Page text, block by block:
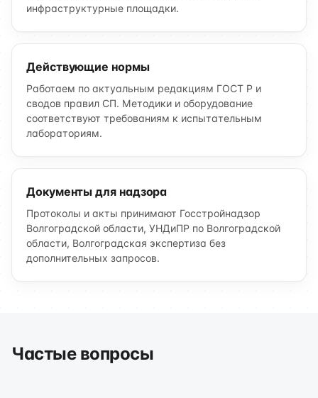
инфраструктурные площадки.
Действующие нормы
Работаем по актуальным редакциям ГОСТ Р и
сводов правил СП. Методики и оборудование
соответствуют требованиям к испытательным
лабораториям.
Документы для надзора
Протоколы и акты принимают Госстройнадзор
Волгоградской области, УНДиПР по Волгоградской
области, Волгоградская экспертиза без
дополнительных запросов.
Частые вопросы